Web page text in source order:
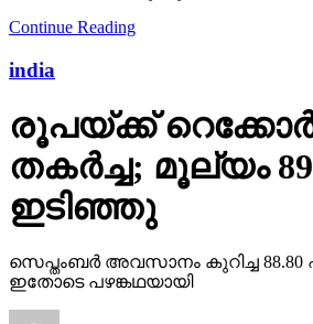
Continue Reading
india
രൂപയ്ക്ക്
തകര്‍ച്ച; മൂല്യം
ഇടിഞ്ഞു
സെപ്തംബര്‍ അവസാനം കുറിച്ച
ഇതോടെ പഴങ്കഥയായി